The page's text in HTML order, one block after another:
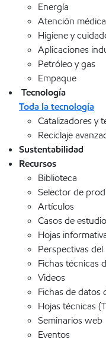
Energía
Atención
Higiene y
Aplicaciones
Petróleo y gas
Empaque
Tecnología
Toda la tecnología
Catalizadores y
Reciclaje
Sustentabilidad
Recursos
Biblioteca
Selector de
Artículos
Casos de estudio
Hojas
Perspectivas
Fichas técnicas
Videos
Fichas de datos
Hojas técnicas
Seminarios web
Eventos